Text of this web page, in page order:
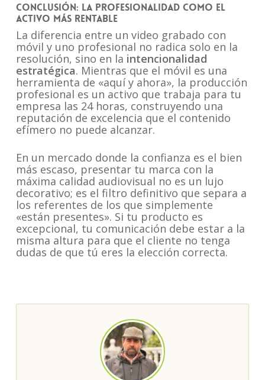
Conclusión: La profesionalidad como el
activo más rentable
La diferencia entre un video grabado con
móvil y uno profesional no radica solo en la
resolución, sino en la intencionalidad
estratégica. Mientras que el móvil es una
herramienta de «aquí y ahora», la producción
profesional es un activo que trabaja para tu
empresa las 24 horas, construyendo una
reputación de excelencia que el contenido
efímero no puede alcanzar.
En un mercado donde la confianza es el bien
más escaso, presentar tu marca con la
máxima calidad audiovisual no es un lujo
decorativo; es el filtro definitivo que separa a
los referentes de los que simplemente
«están presentes». Si tu producto es
excepcional, tu comunicación debe estar a la
misma altura para que el cliente no tenga
dudas de que tú eres la elección correcta.